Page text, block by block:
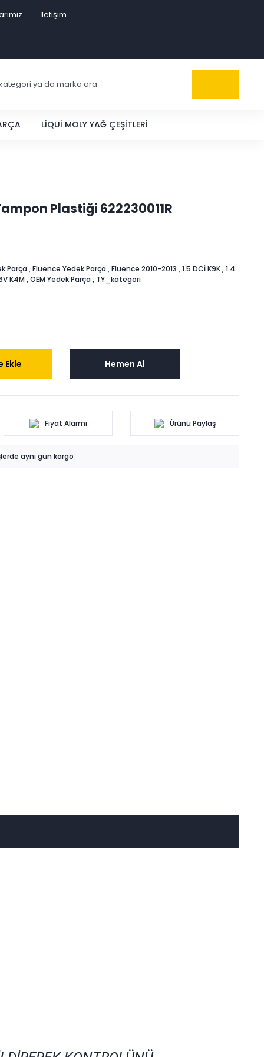
İletişim
LIQUI MOLY YAĞ ÇEŞITLERI
Plastiği 622230011R
Parça ,Fluence Yedek Parça ,Fluence 2010-2013 ,1.5 DCİ K9K,1.4
K4M ,OEM Yedek Parça , TY_kategori
Ekle Hemen Al
Fiyat Alarmı Ürünü Paylaş
aynı gün kargo